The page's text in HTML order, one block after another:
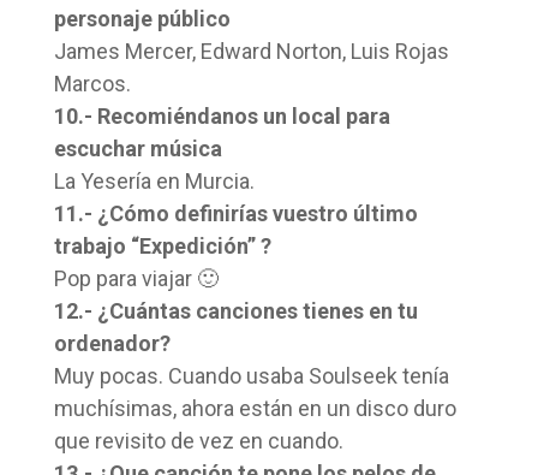
personaje público
James Mercer, Edward Norton, Luis Rojas
Marcos.
10.- Recomiéndanos un local para
escuchar música
La Yesería en Murcia.
11.- ¿Cómo definirías vuestro último
trabajo “Expedición” ?
Pop para viajar 🙂
12.- ¿Cuántas canciones tienes en tu
ordenador?
Muy pocas. Cuando usaba Soulseek tenía
muchísimas, ahora están en un disco duro
que revisito de vez en cuando.